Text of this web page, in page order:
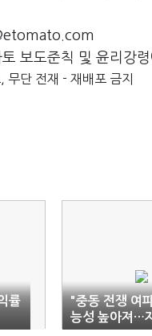
보도준칙 및 윤리강
단 전재 - 재배포 금지
률
"중동 전쟁 여
능성 높아져…
차량 등 신기